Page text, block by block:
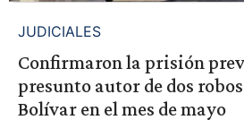
JUDICIALES
Confirmaron la prisión
presunto autor de dos
Bolívar en el mes de mayo